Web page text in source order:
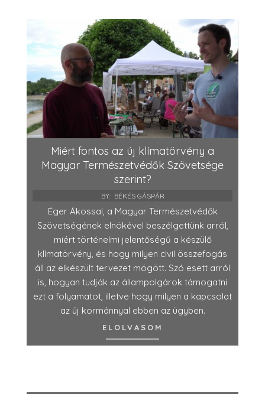
Miért fontos az új klímatörvény a
Magyar Természetvédők Szövetsége
szerint?
BY: BÉKÉS GÁSPÁR
Éger Ákossal, a Magyar Természetvédők
Szövetségének elnökével beszélgettünk arról,
miért történelmi jelentőségű a készülő
klímatörvény, és hogy milyen civil összefogás
áll az elkészült tervezet mögött. Szó esett arról
is, hogyan tudják az állampolgárok támogatni
ezt a folyamatot, illetve hogy milyen a kapcsolat
az új kormánnyal ebben az ügyben.
ELOLVASOM